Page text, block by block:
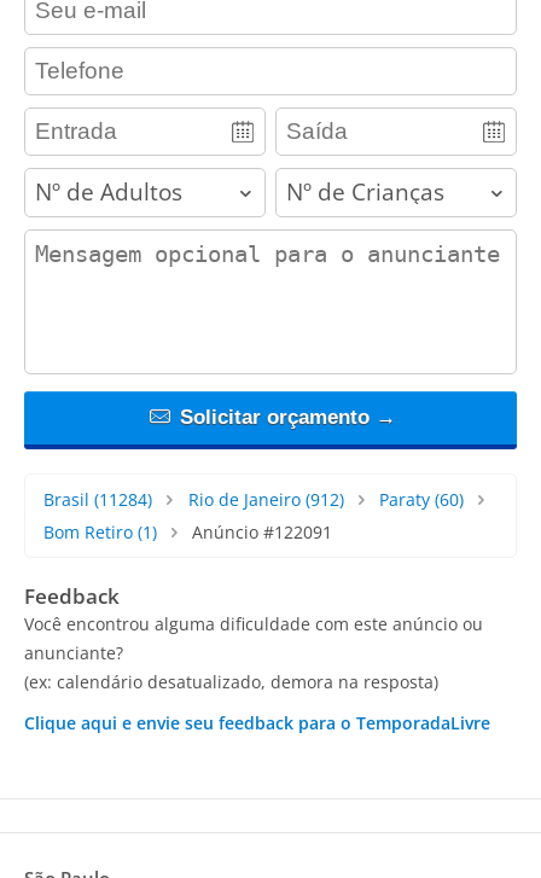
contact_phone
adults children
contact_message
Solicitar orçamento →
Brasil (11284) Rio de Janeiro(912) Paraty (60)
Bom Retiro (1) Anúncio #122091
Feedback
Você encontrou alguma dificuldade com este anúncio ou
anunciante?
(ex: calendário desatualizado, demora na resposta)
Clique aqui e envie seu feedback para o TemporadaLivre